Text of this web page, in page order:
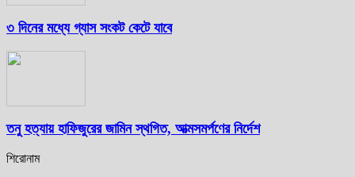
৩ দিনের মধ্যে গ্যাস সংকট কেটে যাবে
তনু হত্যায় হাফিজুরের জামিন স্থগিত, আত্মসমর্পণের নির্দেশ
শিরোনাম